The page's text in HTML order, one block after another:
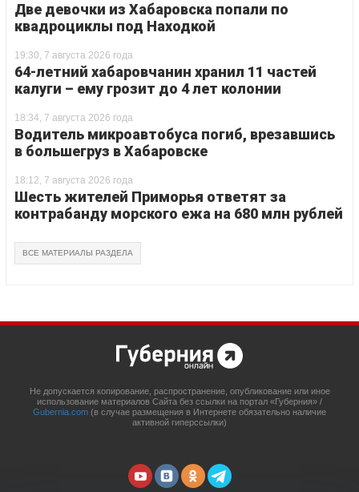
Две девочки из Хабаровска попали по
квадроциклы под Находкой
19:30, 7 августа 2026 года
64-летний хабаровчанин хранил 11 частей
калуги – ему грозит до 4 лет колонии
18:34, 7 августа 2026 года
Водитель микроавтобуса погиб, врезавшись
в большегруз в Хабаровске
18:12, 7 августа 2026 года
Шесть жителей Приморья ответят за
контрабанду морского ежа на 680 млн рублей
ВСЕ МАТЕРИАЛЫ РАЗДЕЛА
Не допускается копирование, распространение, опубликование или иное
использование материалов Сайта без ссылки на портал «Губерния» /
Gubernia.com (в случае размещения в Интернете обязательно наличие
активной гиперссылки)